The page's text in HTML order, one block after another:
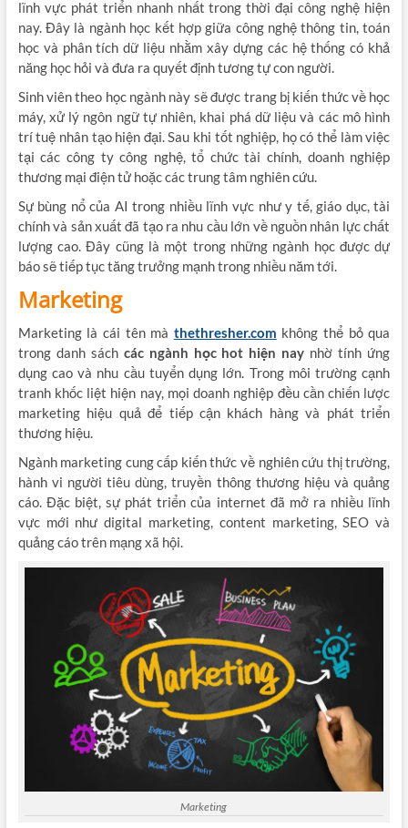
lĩnh vực phát triển nhanh nhất trong thời đại công nghệ hiện
nay. Đây là ngành học kết hợp giữa công nghệ thông tin, toán
học và phân tích dữ liệu nhằm xây dựng các hệ thống có khả
năng học hỏi và đưa ra quyết định tương tự con người.
Sinh viên theo học ngành này sẽ được trang bị kiến thức về học
máy, xử lý ngôn ngữ tự nhiên, khai phá dữ liệu và các mô hình
trí tuệ nhân tạo hiện đại. Sau khi tốt nghiệp, họ có thể làm việc
tại các công ty công nghệ, tổ chức tài chính, doanh nghiệp
thương mại điện tử hoặc các trung tâm nghiên cứu.
Sự bùng nổ của AI trong nhiều lĩnh vực như y tế, giáo dục, tài
chính và sản xuất đã tạo ra nhu cầu lớn về nguồn nhân lực chất
lượng cao. Đây cũng là một trong những ngành học được dự
báo sẽ tiếp tục tăng trưởng mạnh trong nhiều năm tới.
Marketing
Marketing là cái tên mà thethresher.com không thể bỏ qua
trong danh sách các ngành học hot hiện nay nhờ tính ứng
dụng cao và nhu cầu tuyển dụng lớn. Trong môi trường cạnh
tranh khốc liệt hiện nay, mọi doanh nghiệp đều cần chiến lược
marketing hiệu quả để tiếp cận khách hàng và phát triển
thương hiệu.
Ngành marketing cung cấp kiến thức về nghiên cứu thị trường,
hành vi người tiêu dùng, truyền thông thương hiệu và quảng
cáo. Đặc biệt, sự phát triển của internet đã mở ra nhiều lĩnh
vực mới như digital marketing, content marketing, SEO và
quảng cáo trên mạng xã hội.
Marketing